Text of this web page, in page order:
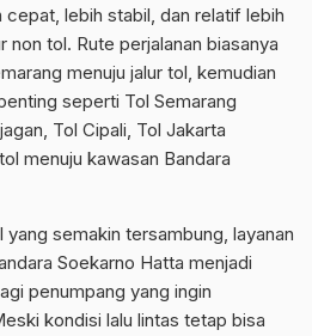
cepat, lebih stabil, dan relatif lebih
non tol. Rute perjalanan biasanya
menuju jalur tol, kemudian
seperti Tol Semarang
Tol Cipali, Tol Jakarta
menuju kawasan Bandara
yang semakin tersambung, layanan
Soekarno Hatta menjadi
penumpang yang ingin
kondisi lalu lintas tetap bisa